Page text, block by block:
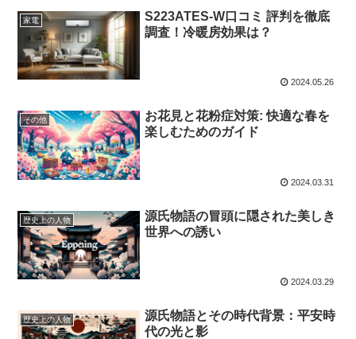
家電
S223ATES-W口コミ 評判を徹底
調査！冷暖房効果は？
2024.05.26
その他
お花見と花粉症対策: 快適な春を
楽しむためのガイド
2024.03.31
歴史上の人物
源氏物語の冒頭に隠された美しき
世界への誘い
2024.03.29
歴史上の人物
源氏物語とその時代背景：平安時
代の光と影